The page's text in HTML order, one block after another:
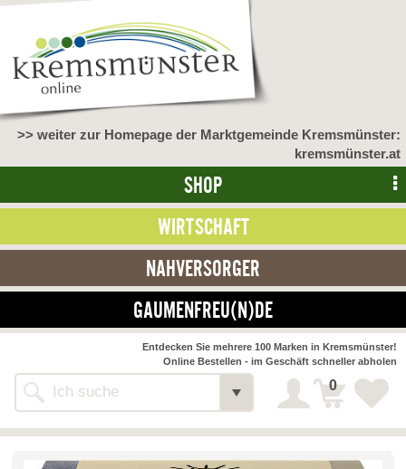
>> weiter zur Homepage der Marktgemeinde Kremsmünster:
kremsmünster.at
SHOP
WIRTSCHAFT
NAHVERSORGER
GAUMENFREU(N)DE
Alle Webseiten
Entdecken Sie mehrere 100 Marken in Kremsmünster!
Online Bestellen - im Geschäft schneller abholen
0
NAHVERSORGER
>> Bauernmarkt << Detail
Bäckerei-Konditorei-Café